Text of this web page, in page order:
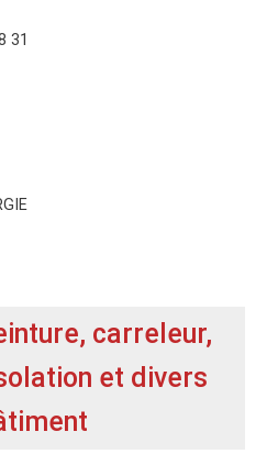
31
carreleur,
et divers